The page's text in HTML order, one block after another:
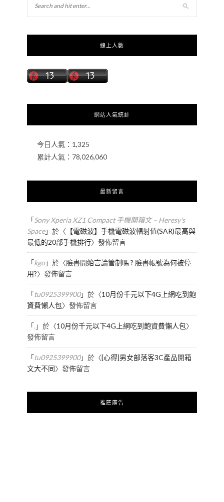
線上人數
網站人氣統計
今日人氣： 1,325
累計人氣： 78,026,060
最新留言
「Sony Xperia XZ1 Compact 手機開箱文 – Heresy's
Space」於〈 【電磁波】手機電磁波輻射值(SAR)最高與
最低的20部手機排行〉發佈留言
「kgo」於〈臉書開始言論管制嗎 ? 臉書帳號為何被停
用?〉發佈留言
「tu0925399900」於〈10月份千元以下4G上網吃到飽
資費懶人包〉發佈留言
「.」於〈10月份千元以下4G上網吃到飽資費懶人包〉
發佈留言
「tu0925399900」於〈[心得]男女部落客3C產品開箱
文大不同〉發佈留言
推薦廣告